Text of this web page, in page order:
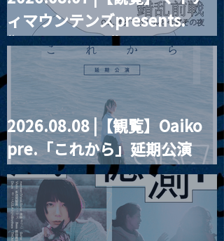
ィマウンテンズpresents.
“HALL-IN-ONE”
2026.08.08 |【観覧】Oaiko
pre.「これから」延期公演
Blurred City Lights × 17歳
とベルリンの壁